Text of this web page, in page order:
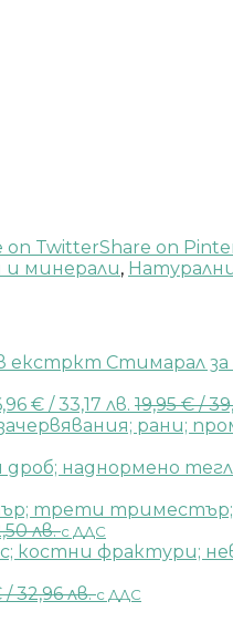
on TwitterShare on
минерали,
екстркт Стимарал
€ / 33,17 лв. 19,95€/
лв.с ДДС
/ 32,96 лв.с ДДС